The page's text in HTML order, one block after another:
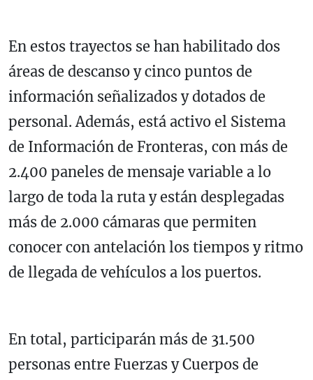
En estos trayectos se han habilitado dos
áreas de descanso y cinco puntos de
información señalizados y dotados de
personal. Además, está activo el Sistema
de Información de Fronteras, con más de
2.400 paneles de mensaje variable a lo
largo de toda la ruta y están desplegadas
más de 2.000 cámaras que permiten
conocer con antelación los tiempos y ritmo
de llegada de vehículos a los puertos.
En total, participarán más de 31.500
personas entre Fuerzas y Cuerpos de